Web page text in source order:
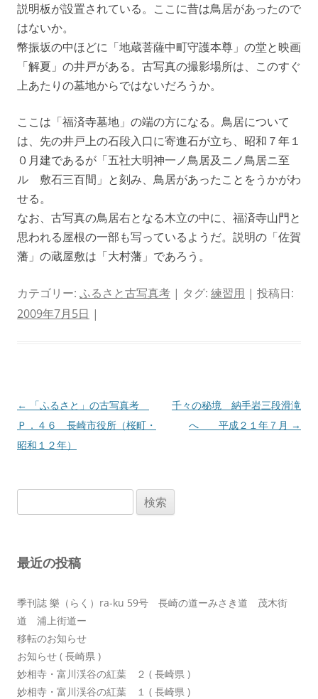
説明板が設置されている。ここに昔は鳥居があったので
はないか。
幣振坂の中ほどに「地蔵菩薩中町守護本尊」の堂と映画
「解夏」の井戸がある。古写真の撮影場所は、このすぐ
上あたりの墓地からではないだろうか。
ここは「福済寺墓地」の端の方になる。鳥居について
は、先の井戸上の石段入口に寄進石が立ち、昭和７年１
０月建であるが「五社大明神一ノ鳥居及ニノ鳥居ニ至
ル 敷石三百間」と刻み、鳥居があったことをうかがわ
せる。
なお、古写真の鳥居右となる木立の中に、福済寺山門と
思われる屋根の一部も写っているようだ。説明の「佐賀
藩」の蔵屋敷は「大村藩」であろう。
カテゴリー: ふるさと古写真考 | タグ: 練習用 | 投稿日:
2009年7月5日 |
投
稿
ナ
ン
←
「ふるさと」の古写真考
Ｐ．４６ 長崎市役所（桜町・
昭和１２年）
千々の秘境 納手岩三段滑滝
へ 平成２１年７月 →
索:
最近の投稿
季刊誌 樂（らく）ra-ku 59号 長崎の道ーみさき道 茂木街
道 浦上街道ー
移転のお知らせ
お知らせ ( 長崎県 )
妙相寺・富川渓谷の紅葉 ２ ( 長崎県 )
妙相寺・富川渓谷の紅葉 １ ( 長崎県 )